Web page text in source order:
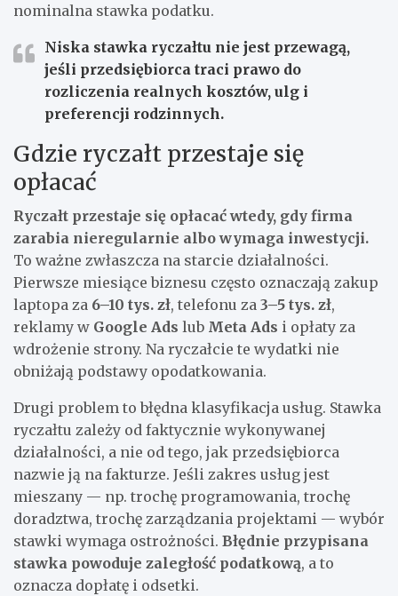
nominalna stawka podatku.
Niska stawka ryczałtu nie jest przewagą,
jeśli przedsiębiorca traci prawo do
rozliczenia realnych kosztów, ulg i
preferencji rodzinnych.
Gdzie ryczałt przestaje się
opłacać
Ryczałt przestaje się opłacać wtedy, gdy firma
zarabia nieregularnie albo wymaga inwestycji.
To ważne zwłaszcza na starcie działalności.
Pierwsze miesiące biznesu często oznaczają zakup
laptopa za 6–10 tys. zł, telefonu za 3–5 tys. zł,
reklamy w Google Ads lub Meta Ads i opłaty za
wdrożenie strony. Na ryczałcie te wydatki nie
obniżają podstawy opodatkowania.
Drugi problem to błędna klasyfikacja usług. Stawka
ryczałtu zależy od faktycznie wykonywanej
działalności, a nie od tego, jak przedsiębiorca
nazwie ją na fakturze. Jeśli zakres usług jest
mieszany — np. trochę programowania, trochę
doradztwa, trochę zarządzania projektami — wybór
stawki wymaga ostrożności. Błędnie przypisana
stawka powoduje zaległość podatkową, a to
oznacza dopłatę i odsetki.